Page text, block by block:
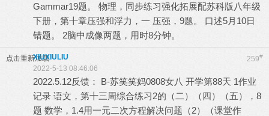
Gammar19题。 物理，同步练习强化拓展配苏科版八年级
下册，第十章压强和浮力，一 压强，9题。 口述5月10日
错题。 2脑中成像两题，用时8分钟。
点击重新加载 259#
XIUXIULIU
2022-5-13 08:46:06
2022.5.12反馈： B-苏笑笑妈0808女八 开学第88天 1作业
记录 语文，第十三周综合练习2的（二）（四）（五），8
题 数学，1.4用一元二次方程解决问题（2）（课堂作